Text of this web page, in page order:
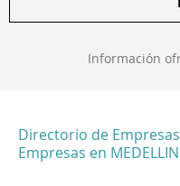
Información
Directorio de Empresas
Empresas en MEDELLIN